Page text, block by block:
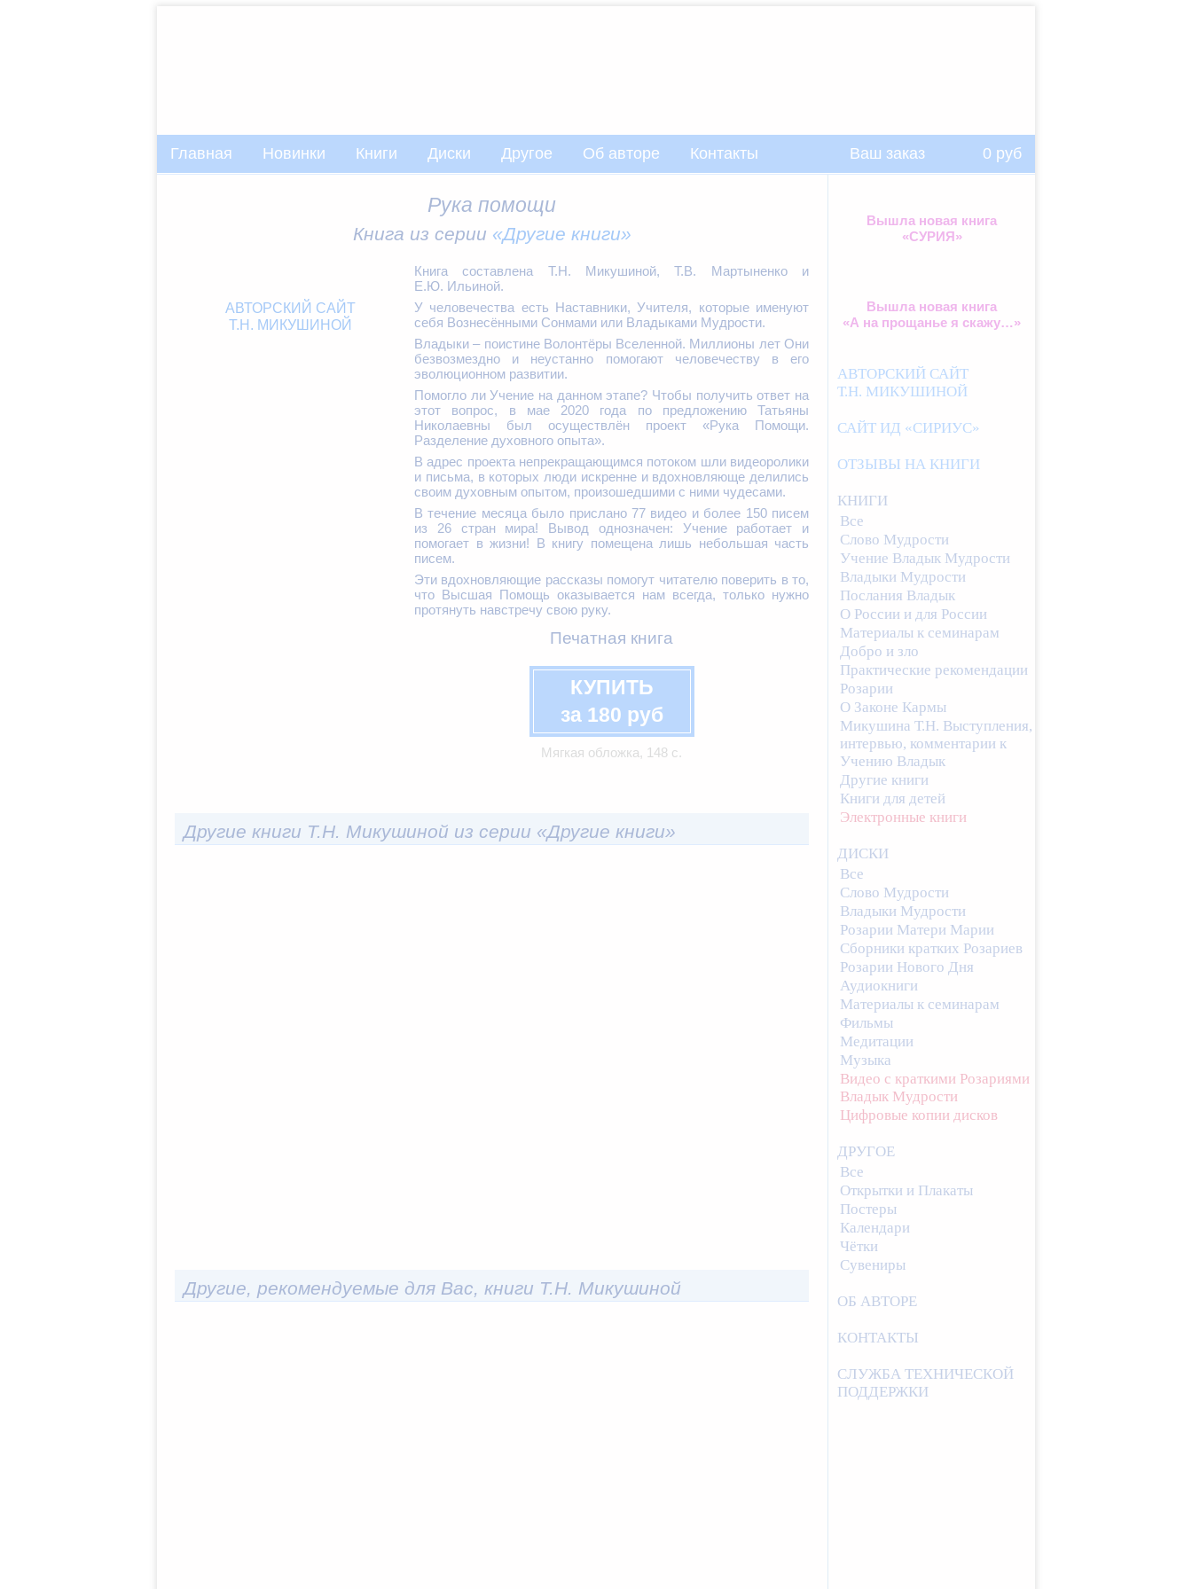
Ваш заказ 0 руб
Главная Новинки Книги Диски Другое Об авторе Контакты
Рука помощи
Книга из серии «Другие книги»
АВТОРСКИЙ САЙТ
Т.Н. МИКУШИНОЙ
Книга составлена Т.Н. Микушиной,Т.В. Мартыненкои
Е.Ю. Ильиной.
У человечества есть Наставники, Учителя, которые именуют
себя Вознесёнными Сонмами или Владыками Мудрости.
Владыки – поистине Волонтёры Вселенной. Миллионы лет Они
безвозмездно и неустанно помогают человечеству в его
эволюционном развитии.
Помогло ли Учение на данном этапе? Чтобы получить ответ на
этот вопрос, в мае 2020 года по предложению Татьяны
Николаевны был осуществлён проект «Рука Помощи.
Разделение духовного опыта».
В адрес проекта непрекращающимся потоком шли видеоролики
и письма, в которых люди искренне и вдохновляюще делились
своим духовным опытом, произошедшими с ними чудесами.
В течение месяца было прислано 77 видео и более 150 писем
из 26 стран мира! Вывод однозначен: Учение работает и
помогает в жизни! В книгу помещена лишь небольшая часть
писем.
Эти вдохновляющие рассказы помогут читателю поверить в то,
что Высшая Помощь оказывается нам всегда, только нужно
протянуть навстречу свою руку.
Печатная книга
КУПИТЬ
за 180 руб
Мягкая обложка, 148 с.
Другие книги Т.Н. Микушиной из серии «Другие книги»
Другие, рекомендуемые для Вас, книги Т.Н. Микушиной
Вышла новая книга
«СУРИЯ»
Вышла новая книга
«А на прощанье я скажу…»
АВТОРСКИЙ САЙТ
Т.Н. МИКУШИНОЙ
САЙТ ИД «СИРИУС»
ОТЗЫВЫ НА КНИГИ
КНИГИ
Все
Слово Мудрости
Учение Владык Мудрости
Владыки Мудрости
Послания Владык
О России и для России
Материалы к семинарам
Добро и зло
Практические рекомендации
Розарии
О Законе Кармы
Микушина Т.Н. Выступления,
интервью, комментарии к
Учению Владык
Другие книги
Книги для детей
Электронные книги
ДИСКИ
Все
Слово Мудрости
Владыки Мудрости
Розарии Матери Марии
Сборники кратких Розариев
Розарии Нового Дня
Аудиокниги
Материалы к семинарам
Фильмы
Медитации
Музыка
Видео с краткими Розариями
Владык Мудрости
Цифровые копии дисков
ДРУГОЕ
Все
Открытки и Плакаты
Постеры
Календари
Чётки
Сувениры
ОБ АВТОРЕ
КОНТАКТЫ
СЛУЖБА ТЕХНИЧЕСКОЙ
ПОДДЕРЖКИ